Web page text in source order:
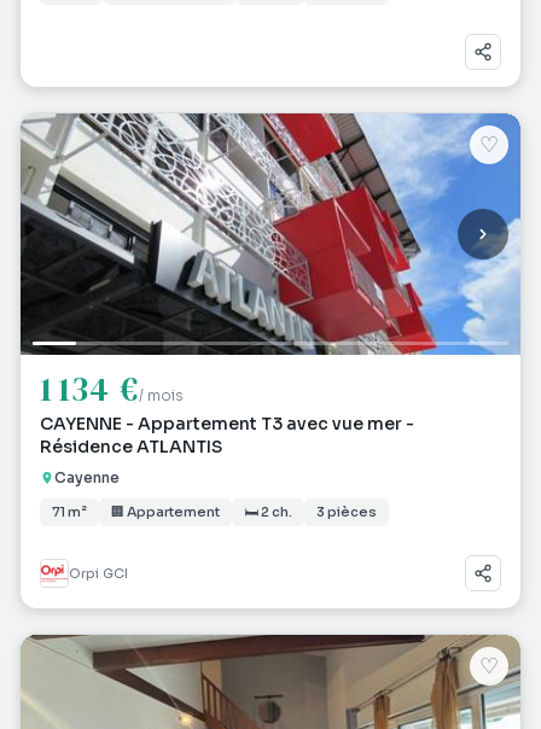
♡
1 134 €/ mois
CAYENNE - Appartement T3 avec vue mer -
Résidence ATLANTIS
Cayenne
71 m² 🏢 Appartement 🛏 2 ch. 3 pièces
Orpi GCI
♡